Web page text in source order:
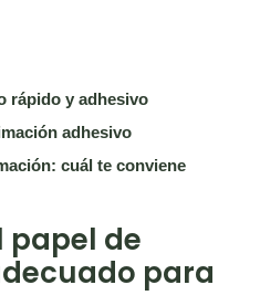
rápido y adhesivo
adhesivo
cuál te conviene
papel de
para